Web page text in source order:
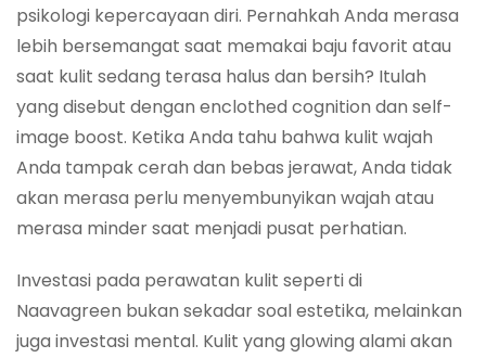
psikologi kepercayaan diri. Pernahkah Anda merasa
lebih bersemangat saat memakai baju favorit atau
saat kulit sedang terasa halus dan bersih? Itulah
yang disebut dengan enclothed cognition dan self-
image boost. Ketika Anda tahu bahwa kulit wajah
Anda tampak cerah dan bebas jerawat, Anda tidak
akan merasa perlu menyembunyikan wajah atau
merasa minder saat menjadi pusat perhatian.
Investasi pada perawatan kulit seperti di
Naavagreen bukan sekadar soal estetika, melainkan
juga investasi mental. Kulit yang glowing alami akan